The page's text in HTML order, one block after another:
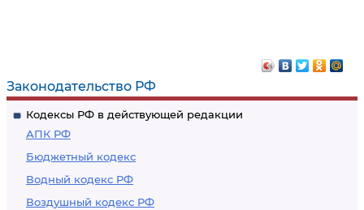
Законодательство РФ
Кодексы РФ в действующей редакции
АПК РФ
Бюджетный кодекс
Водный кодекс РФ
Воздушный кодекс РФ